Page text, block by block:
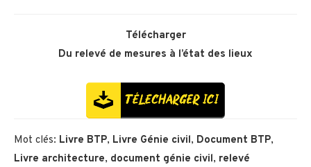
Télécharger
Du relevé de mesures à l’état des lieux
Mot clés: Livre BTP, Livre Génie civil, Document BTP,
Livre architecture, document génie civil, relevé